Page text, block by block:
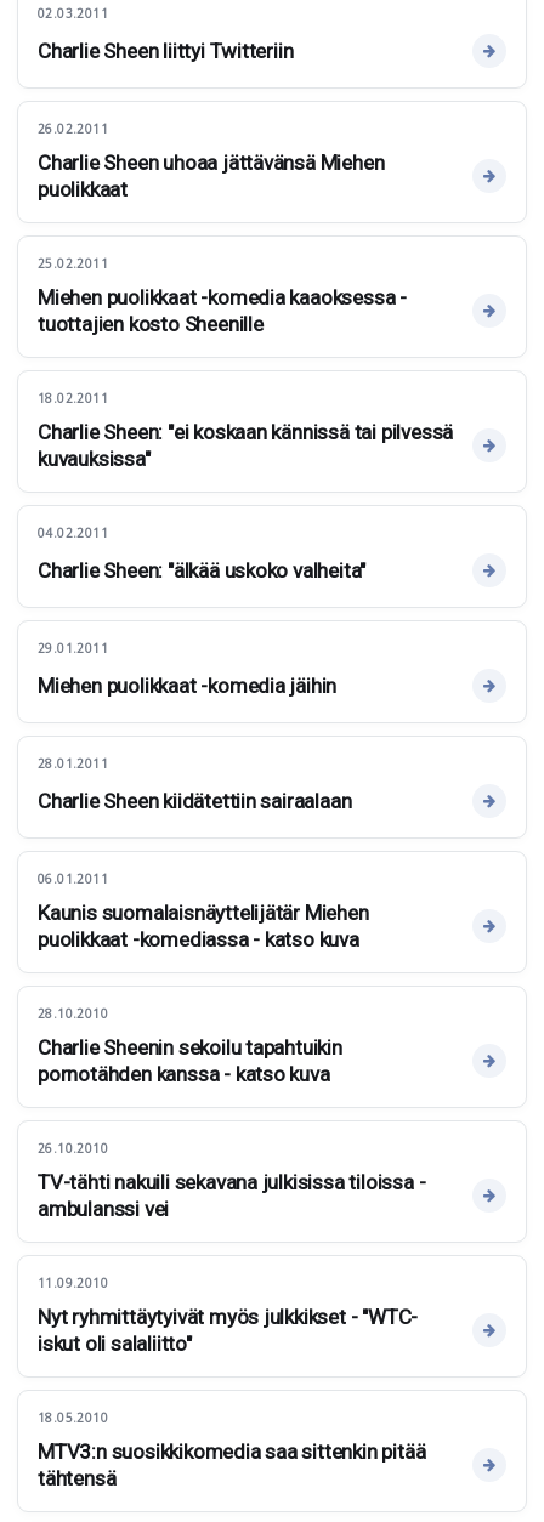
02.03.2011
Charlie Sheen liittyi Twitteriin
26.02.2011
Charlie Sheen uhoaa jättävänsä Miehen
puolikkaat
25.02.2011
Miehen puolikkaat -komedia kaaoksessa -
tuottajien kosto Sheenille
18.02.2011
Charlie Sheen: "ei koskaan kännissä tai pilvessä
kuvauksissa"
04.02.2011
Charlie Sheen: "älkää uskoko valheita"
29.01.2011
Miehen puolikkaat -komedia jäihin
28.01.2011
Charlie Sheen kiidätettiin sairaalaan
06.01.2011
Kaunis suomalaisnäyttelijätär Miehen
puolikkaat -komediassa - katso kuva
28.10.2010
Charlie Sheenin sekoilu tapahtuikin
pornotähden kanssa - katso kuva
26.10.2010
TV-tähti nakuili sekavana julkisissa tiloissa -
ambulanssi vei
11.09.2010
Nyt ryhmittäytyivät myös julkkikset - "WTC-
iskut oli salaliitto"
18.05.2010
MTV3:n suosikkikomedia saa sittenkin pitää
tähtensä